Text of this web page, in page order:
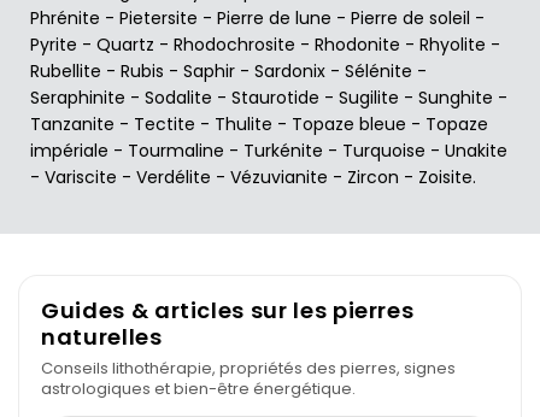
Phrénite - Pietersite - Pierre de lune - Pierre de soleil -
Pyrite - Quartz - Rhodochrosite - Rhodonite - Rhyolite -
Rubellite - Rubis - Saphir - Sardonix - Sélénite -
Seraphinite - Sodalite - Staurotide - Sugilite - Sunghite -
Tanzanite - Tectite - Thulite - Topaze bleue - Topaze
impériale - Tourmaline - Turkénite - Turquoise - Unakite
- Variscite - Verdélite - Vézuvianite - Zircon - Zoisite.
Guides & articles sur les pierres
naturelles
Conseils lithothérapie, propriétés des pierres, signes
astrologiques et bien-être énergétique.